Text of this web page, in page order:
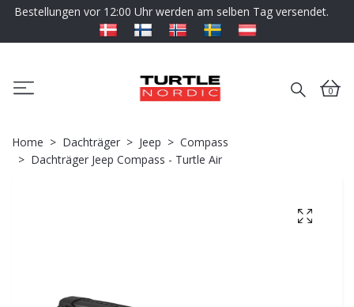
Bestellungen vor 12:00 Uhr werden am selben Tag versendet.
0
Home Dachträger Jeep
Compass
Dachträger Jeep Compass - Turtle Air